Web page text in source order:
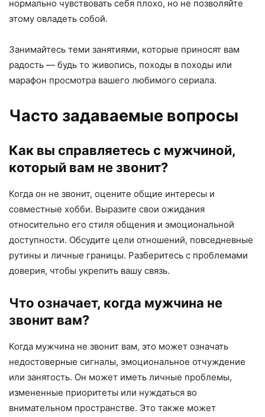
нормально чувствовать себя плохо, но не позволяйте
этому овладеть собой.
Занимайтесь теми занятиями, которые приносят вам
радость — будь то живопись, походы в походы или
марафон просмотра вашего любимого сериала.
Часто задаваемые вопросы
Как вы справляетесь с мужчиной,
который вам не звонит?
Когда он не звонит, оцените общие интересы и
совместные хобби. Выразите свои ожидания
относительно его стиля общения и эмоциональной
доступности. Обсудите цели отношений, повседневные
рутины и личные границы. Разберитесь с проблемами
доверия, чтобы укрепить вашу связь.
Что означает, когда мужчина не
звонит вам?
Когда мужчина не звонит вам, это может означать
недостоверные сигналы, эмоциональное отчуждение
или занятость. Он может иметь личные проблемы,
измененные приоритеты или нуждаться во
внимательном пространстве. Это также может